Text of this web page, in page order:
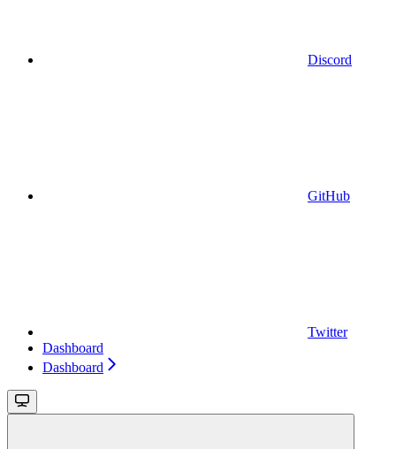
Discord
GitHub
Twitter
Dashboard
Dashboard